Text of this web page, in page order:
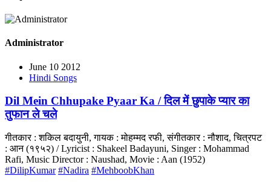
Administrator
June 10 2012
Hindi Songs
Dil Mein Chhupake Pyaar Ka / दिल में छुपाके प्यार का
तुफान ले चले
गीतकार : शकिल बदायुनी, गायक : मोहम्मद रफी, संगीतकार : नौशाद, चित्रपट
: आन (१९५२) / Lyricist : Shakeel Badayuni, Singer : Mohammad
Rafi, Music Director : Naushad, Movie : Aan (1952)
#DilipKumar #Nadira #MehboobKhan